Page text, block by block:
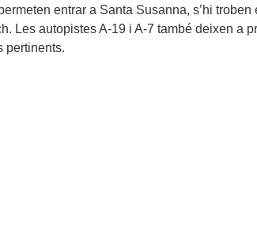
entrar a Santa Susanna, s’hi
Les autopistes A-19 i A-7 també deixen a
pertinents.